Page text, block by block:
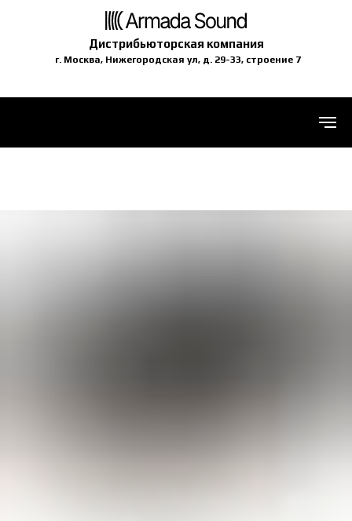
Дистрибьюторская компания
г. Москва, Нижегородская ул, д. 29-33, строение 7